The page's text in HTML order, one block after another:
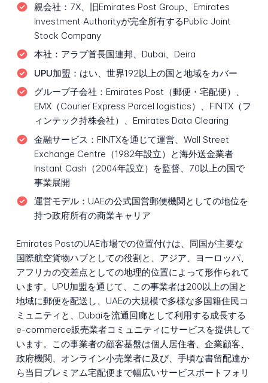
親会社： 7X、旧Emirates Post Group、Emirates
Investment Authorityが完全所有するPublic Joint
Stock Company
本社： アラブ首長国連邦、Dubai、Deira
UPU加盟： はい、世界192以上の国と地域をカバー
グループ子会社： Emirates Post（郵便・宅配便）、
EMX（Courier Express Parcel logistics）、FINTX（フ
ィンテック持株会社）、Emirates Data Clearing
金融サービス： FINTXを通じて運営、Wall Street
Exchange Centre（1982年設立）と海外送金業者
Instant Cash（2004年設立）を監督、70以上の国で
事業展開
運営モデル： UAEの公式国営郵便機関としての地位を
持つ政府所有の商業キャリア
Emirates PostのUAE市場での位置付けは、同国が主要な
国際航空貨物ハブとしての役割と、アジア、ヨーロッパ、
アフリカの交差点としての地理的位置によって形作られて
います。UPU加盟を通じて、この事業者は200以上の国と
地域に郵便を配送し、UAEの大規模で多様な多国籍住民コ
ミュニティと、Dubaiを流通回廊として利用する成長する
e-commerce販売業者コミュニティにサービスを提供して
います。この事業者の顧客基盤は個人居住者、企業顧客、
政府機関、オンライン小売業者に及び、手頃な書留配達か
ら当日プレミアム宅配便まで幅広いサービスポートフォリ